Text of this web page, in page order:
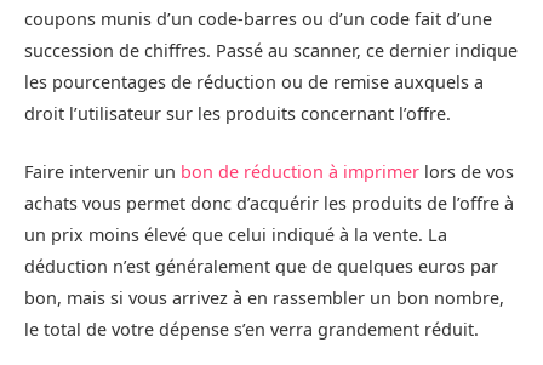
coupons munis d’un code-barres ou d’un code fait d’une
succession de chiffres. Passé au scanner, ce dernier indique
les pourcentages de réduction ou de remise auxquels a
droit l’utilisateur sur les produits concernant l’offre.
Faire intervenir un bon de réduction à imprimer lors de vos
achats vous permet donc d’acquérir les produits de l’offre à
un prix moins élevé que celui indiqué à la vente. La
déduction n’est généralement que de quelques euros par
bon, mais si vous arrivez à en rassembler un bon nombre,
le total de votre dépense s’en verra grandement réduit.